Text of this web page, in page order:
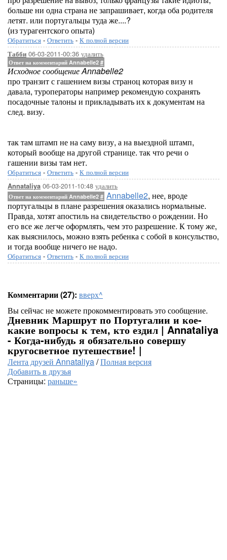
больше ни одна страна не запрашивает, когда оба родителя
летят. или португальцы туда же....?
(из турагентского опыта)
Обратиться - Ответить - К полной версии
Табби 06-03-2011-00:36 удалить
Ответ на комментарий Annabelle2 #
Исходное сообщение Annabelle2
про транзит с гашением визы страноц которая визу н
давала, туроператоры например рекомендую сохранять
посадочные талоны и прикладывать их к документам на
след. визу.
так там штамп не на саму визу, а на выездной штамп,
который вообще на другой странице. так что речи о
гашении визы там нет.
Обратиться - Ответить - К полной версии
Annataliya 06-03-2011-10:48 удалить
Ответ на комментарий Annabelle2 # Annabelle2, нее, вроде
португальцы в плане разрешения оказались нормальные.
Правда, хотят апостиль на свидетельство о рождении. Но
его все же легче оформлять, чем это разрешение. К тому же,
как выяснилось, можно взять ребенка с собой в консульство,
и тогда вообще ничего не надо.
Обратиться - Ответить - К полной версии
Комментарии (27): вверх^
Вы сейчас не можете прокомментировать это сообщение.
Дневник Маршрут по Португалии и кое-
какие вопросы к тем, кто ездил | Annataliya
- Когда-нибудь я обязательно совершу
кругосветное путешествие! |
Лента друзей Annataliya/Полная версия
Добавить в друзья
Страницы: раньше»